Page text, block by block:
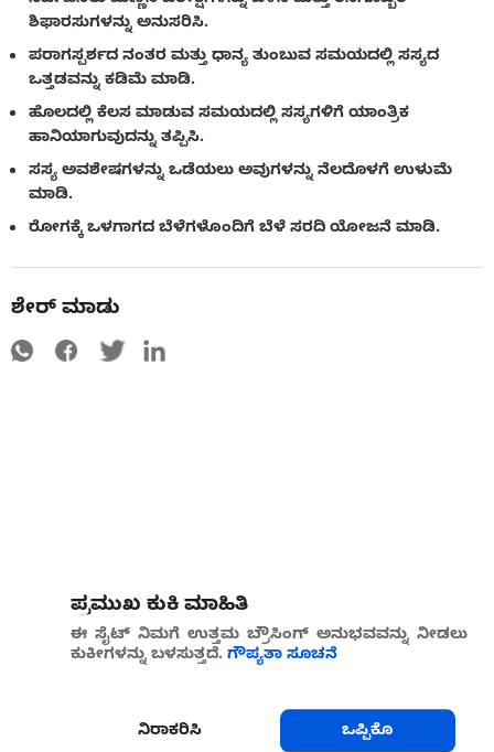
ಶಿಫಾರಸುಗಳನ್ನು ಅನುಸರಿಸಿ.
ಪರಾಗಸ್ಪರ್ಶದ ನಂತರ ಮತ್ತು ಧಾನ್ಯ ತುಂಬುವ ಸಮಯದಲ್ಲಿ ಸಸ್ಯದ
ಒತ್ತಡವನ್ನು ಕಡಿಮೆ ಮಾಡಿ.
ಹೊಲದಲ್ಲಿ ಕೆಲಸ ಮಾಡುವ ಸಮಯದಲ್ಲಿ ಸಸ್ಯಗಳಿಗೆ ಯಾಂತ್ರಿಕ
ಹಾನಿಯಾಗುವುದನ್ನು ತಪ್ಪಿಸಿ.
ಸಸ್ಯ ಅವಶೇಷಗಳನ್ನು ಒಡೆಯಲು ಅವುಗಳನ್ನು ನೆಲದೊಳಗೆ ಉಳುಮೆ
ಮಾಡಿ.
ರೋಗಕ್ಕೆ ಒಳಗಾಗದ ಬೆಳೆಗಳೊಂದಿಗೆ ಬೆಳೆ ಸರದಿ ಯೋಜನೆ ಮಾಡಿ.
ಶೇರ್ ಮಾಡು
ಪ್ರಮುಖ ಕುಕಿ ಮಾಹಿತಿ
ಈ ಸೈಟ್ ನಿಮಗೆ ಉತ್ತಮ ಬ್ರೌಸಿಂಗ್ ಅನುಭವವನ್ನು ನೀಡಲು
ಕುಕೀಗಳನ್ನು ಬಳಸುತ್ತದೆ. ಗೌಪ್ಯತಾ ಸೂಚನೆ
ನಿರಾಕರಿಸಿ ಒಪ್ಪಿಕೊ